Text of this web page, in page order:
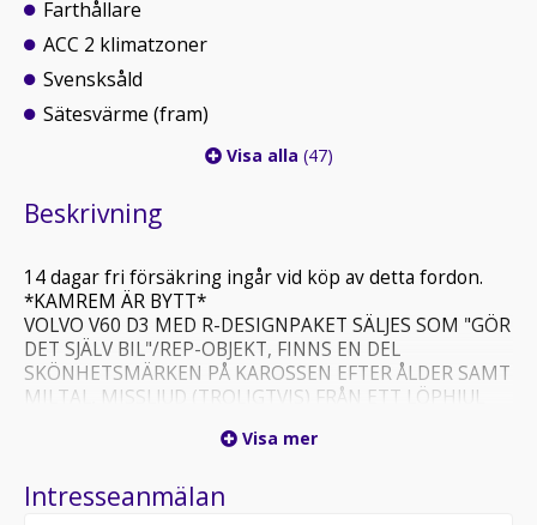
Farthållare
ACC 2 klimatzoner
Svensksåld
Sätesvärme (fram)
Visa alla (47)
Beskrivning
14 dagar fri försäkring ingår vid köp av detta fordon.
*KAMREM ÄR BYTT*
VOLVO V60 D3 MED R-DESIGNPAKET SÄLJES SOM "GÖR
DET SJÄLV BIL"/REP-OBJEKT, FINNS EN DEL
SKÖNHETSMÄRKEN PÅ KAROSSEN EFTER ÅLDER SAMT
MILTAL, MISSLJUD (TROLIGTVIS) FRÅN ETT LÖPHJUL
SMÅSAKER FÖR DEN HÄNDIGE, FÖR ÖVRIGT EN
BROMSAR MED MERA.
Visa mer
Intresseanmälan